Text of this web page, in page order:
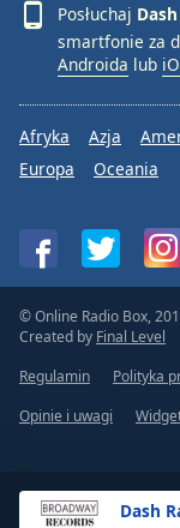
Font
Reset
window.
Dash
Posłuchaj
smartfonie za
Androida lub
Afryka Azja
Europa
Oceania
© Online Radio Box,
Created by Final Level
Regulamin
Polityka
Opinie i uwagi